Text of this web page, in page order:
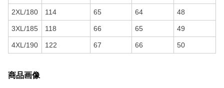
2XL/180 114 65 64 48
3XL/185 118 66 65 49
4XL/190 122 67 66 50
商品画像